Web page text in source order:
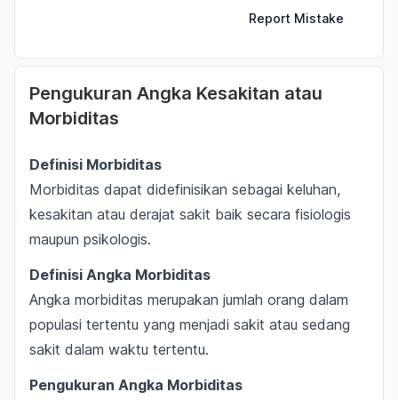
Report Mistake
Pengukuran Angka Kesakitan atau
Morbiditas
Definisi Morbiditas
Morbiditas dapat didefinisikan sebagai keluhan,
kesakitan atau derajat sakit baik secara fisiologis
maupun psikologis.
Definisi Angka Morbiditas
Angka morbiditas merupakan jumlah orang dalam
populasi tertentu yang menjadi sakit atau sedang
sakit dalam waktu tertentu.
Pengukuran Angka Morbiditas